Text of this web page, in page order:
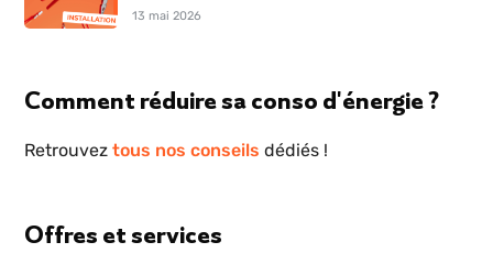
13 mai 2026
Comment réduire sa conso d'énergie ?
Retrouveztous nos conseils dédiés !
Offres et services